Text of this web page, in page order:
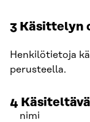
3 Käsittelyn
Henkilötietoja
perusteella.
4
nimi